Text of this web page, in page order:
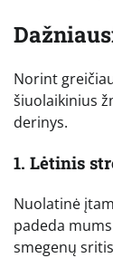
Norint
šiuolaikinius
derinys.
1. Lėtinis
Nuolatinė
padeda
smegenų